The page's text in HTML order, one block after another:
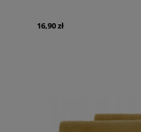
16,90 zł